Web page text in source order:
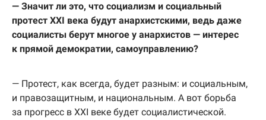
— Значит ли это, что социализм и социальный
протест XXI века будут анархистскими, ведь даже
социалисты берут многое у анархистов — интерес
к прямой демократии, самоуправлению?
— Протест, как всегда, будет разным: и социальным,
и правозащитным, и национальным. А вот борьба
за прогресс в XXI веке будет социалистической.